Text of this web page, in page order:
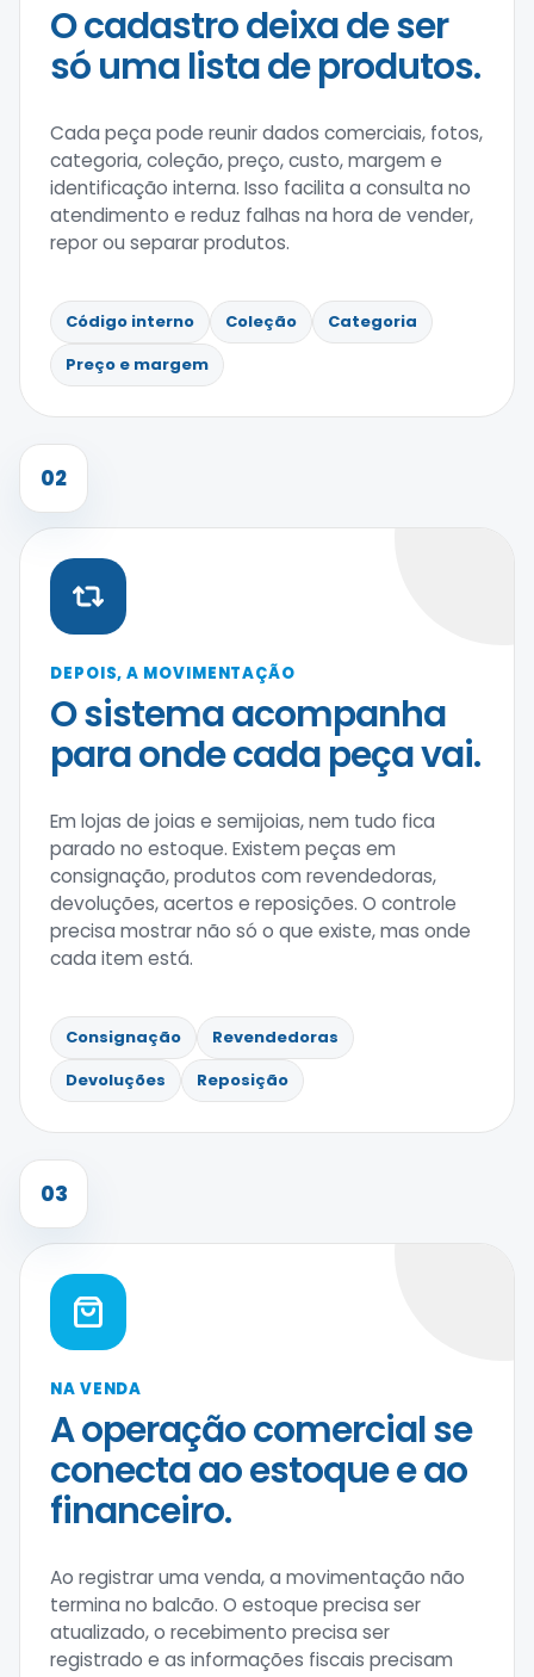
O cadastro deixa de ser
só uma lista de produtos.
Cada peça pode reunir dados comerciais, fotos,
categoria, coleção, preço, custo, margem e
identificação interna. Isso facilita a consulta no
atendimento e reduz falhas na hora de vender,
repor ou separar produtos.
Código interno Coleção
Categoria
Preço e margem
02
DEPOIS, A MOVIMENTAÇÃO
O sistema acompanha
para onde cada peça vai.
Em lojas de joias e semijoias, nem tudo fica
parado no estoque. Existem peças em
consignação, produtos com revendedoras,
devoluções, acertos e reposições. O controle
precisa mostrar não só o que existe, mas onde
cada item está.
Consignação
Revendedoras
Devoluções
Reposição
03
NA VENDA
A operação comercial se
conecta ao estoque e ao
financeiro.
Ao registrar uma venda, a movimentação não
termina no balcão. O estoque precisa ser
atualizado, o recebimento precisa ser
registrado e as informações fiscais precisam